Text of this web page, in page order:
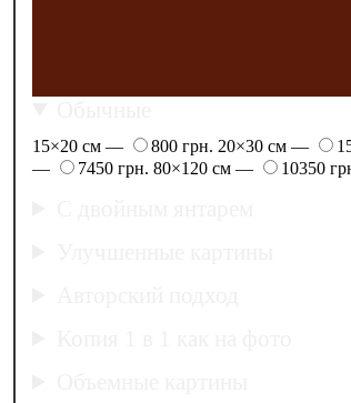
15×20 см — 800 грн. 20×30 см —
—
7450 грн. 80×120 см — 10350